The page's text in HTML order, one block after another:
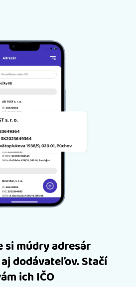
múdry adresár
dodávateľov. Stačí
ich IČO